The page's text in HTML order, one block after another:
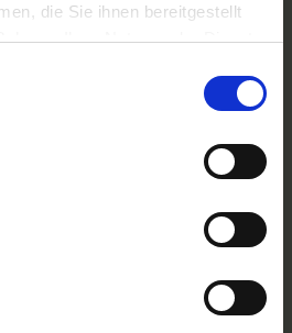
die Sie ihnen bereitgestellt
Ihrer Nutzung der Dienste